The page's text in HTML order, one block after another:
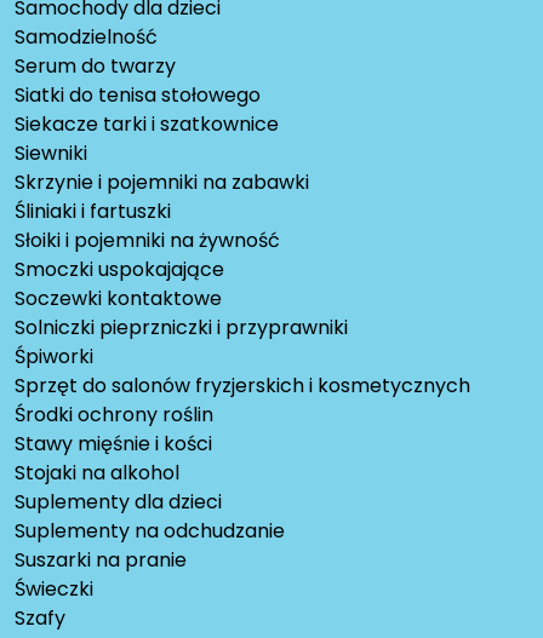
Samochody dla dzieci
Samodzielność
Serum do twarzy
Siatki do tenisa stołowego
Siekacze tarki i szatkownice
Siewniki
Skrzynie i pojemniki na zabawki
Śliniaki i fartuszki
Słoiki i pojemniki na żywność
Smoczki uspokajające
Soczewki kontaktowe
Solniczki pieprzniczki i przyprawniki
Śpiworki
Sprzęt do salonów fryzjerskich i kosmetycznych
Środki ochrony roślin
Stawy mięśnie i kości
Stojaki na alkohol
Suplementy dla dzieci
Suplementy na odchudzanie
Suszarki na pranie
Świeczki
Szafy